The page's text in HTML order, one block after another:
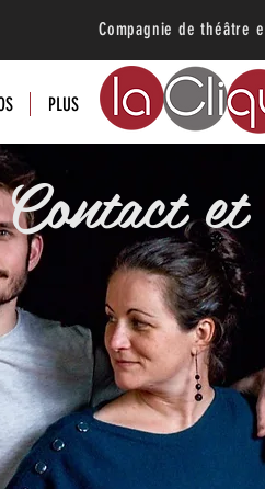
PLUS
Compagnie de théâtre
Contact et